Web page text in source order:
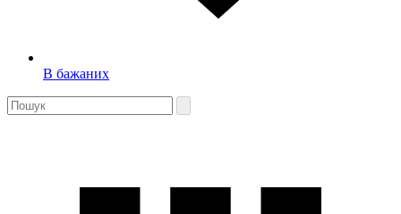
В бажаних